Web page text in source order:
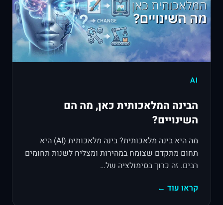
AI
הבינה המלאכותית כאן, מה הם
השינויים?
מה היא בינה מלאכותית? בינה מלאכותית (AI) היא
תחום מתקדם שצומח במהירות ומצליח לשנות תחומים
רבים. זה כרוך בסימולציה של…
קראו עוד ←